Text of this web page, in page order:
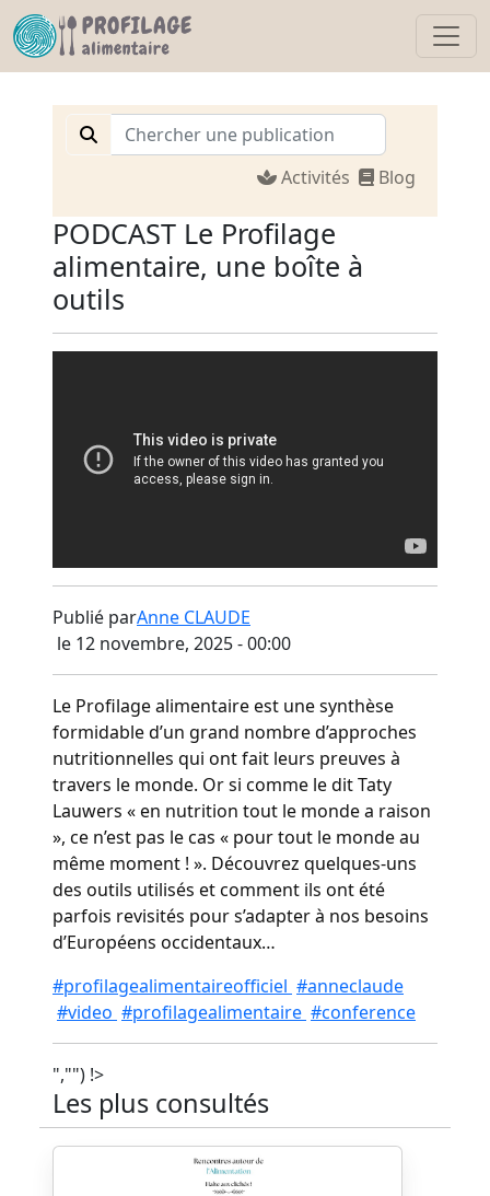
Activités Blog
PODCAST Le Profilage
alimentaire, une boîte à
outils
Publié parAnne CLAUDE
le 12 novembre, 2025 - 00:00
Le Profilage alimentaire est une synthèse
formidable d’un grand nombre d’approches
nutritionnelles qui ont fait leurs preuves à
travers le monde. Or si comme le dit Taty
Lauwers « en nutrition tout le monde a raison
», ce n’est pas le cas « pour tout le monde au
même moment ! ». Découvrez quelques-uns
des outils utilisés et comment ils ont été
parfois revisités pour s’adapter à nos besoins
d’Européens occidentaux…
#profilagealimentaireofficiel #anneclaude
#video #profilagealimentaire #conference
","") !>
Les plus consultés